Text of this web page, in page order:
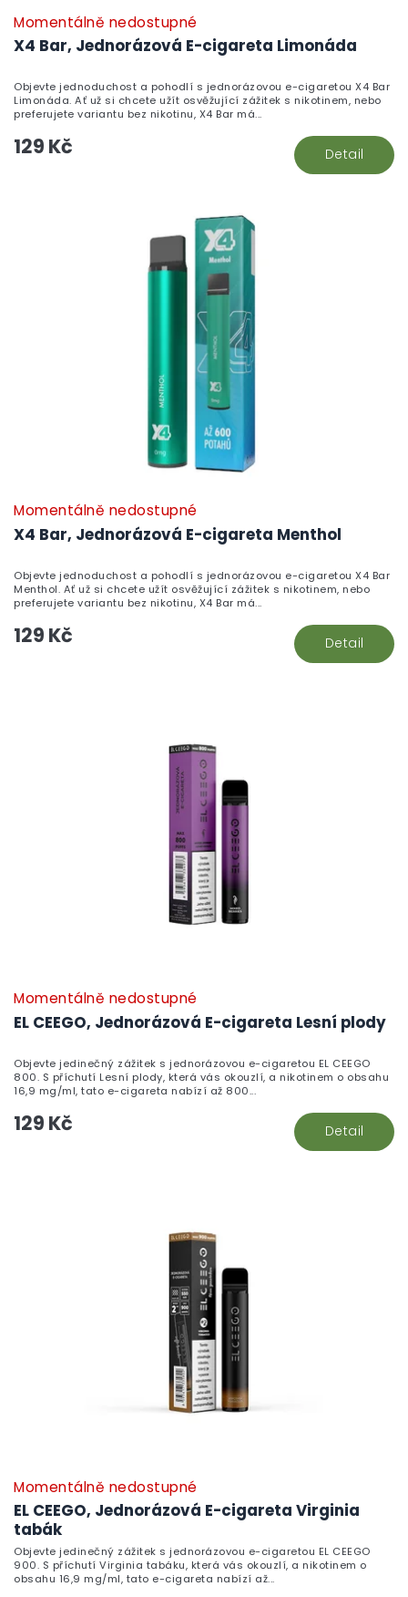
X4 Bar, Jednorázová E-cigareta Limonáda
Momentálně nedostupné
129 Kč Detail
Objevte jednoduchost a pohodlí s jednorázovou e-cigaretou X4 Bar
Limonáda. Ať už si chcete užít osvěžující zážitek s nikotinem, nebo
preferujete variantu bez nikotinu, X4 Bar má...
X4 Bar, Jednorázová E-cigareta Menthol
Momentálně nedostupné
129 Kč Detail
Objevte jednoduchost a pohodlí s jednorázovou e-cigaretou X4 Bar
Menthol. Ať už si chcete užít osvěžující zážitek s nikotinem, nebo
preferujete variantu bez nikotinu, X4 Bar má...
EL CEEGO, Jednorázová E-cigareta Lesní plody
Momentálně nedostupné
129 Kč Detail
Objevte jedinečný zážitek s jednorázovou e-cigaretou EL CEEGO
800. S příchutí Lesní plody, která vás okouzlí, a nikotinem o obsahu
16,9 mg/ml, tato e-cigareta nabízí až 800...
EL CEEGO, Jednorázová E-cigareta Virginia
tabák
Momentálně nedostupné
Objevte jedinečný zážitek s jednorázovou e-cigaretou EL CEEGO
900. S příchutí Virginia tabáku, která vás okouzlí, a nikotinem o
obsahu 16,9 mg/ml, tato e-cigareta nabízí až...